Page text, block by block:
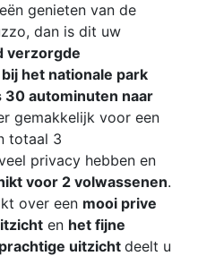
genieten van de
dan is dit uw
verzorgde
het nationale park
30 autominuten naar
gemakkelijk voor een
totaal 3
privacy hebben en
voor 2 volwassenen.
over een mooi prive
en het fijne
uitzicht deelt u